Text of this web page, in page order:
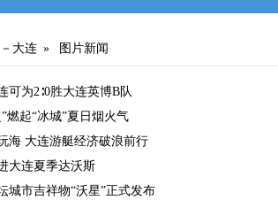
大连 » 图片新闻
可为2∶0胜大连英博B队
燃起“冰城”夏日烟火气
海 大连游艇经济破浪前行
大连夏季达沃斯
城市吉祥物“沃星”正式发布